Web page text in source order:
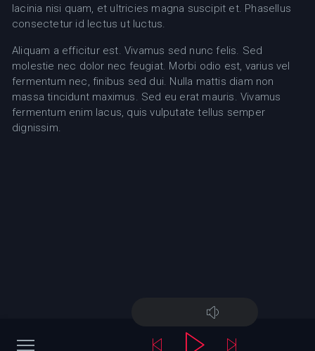
lacinia nisi quam, et ultricies magna suscipit et. Phasellus
consectetur id lectus ut luctus.
Aliquam a efficitur est. Vivamus sed nunc felis. Sed
molestie nec dolor nec feugiat. Morbi odio est, varius vel
fermentum nec, finibus sed dui. Nulla mattis diam non
massa tincidunt maximus. Sed eu erat mauris. Vivamus
fermentum enim lacus, quis vulputate tellus semper
dignissim.